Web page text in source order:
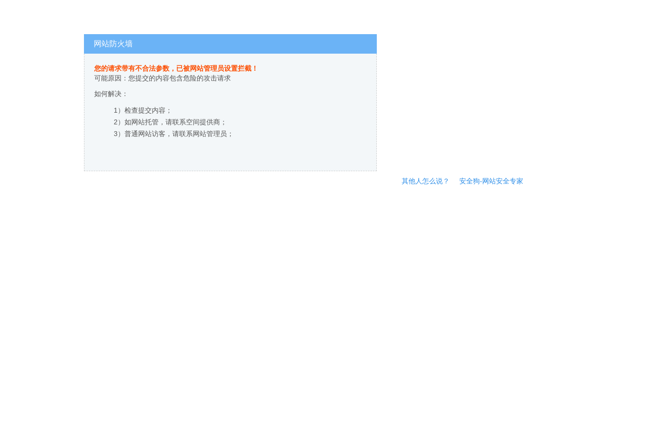
网站防火墙
您的请求带有不合法参数，已被网站管理员设置拦截！
可能原因：您提交的内容包含危险的攻击请求
如何解决：
1）检查提交内容；
2）如网站托管，请联系空间提供商；
3）普通网站访客，请联系网站管理员；
其他人怎么说？ 安全狗-网站安全专家